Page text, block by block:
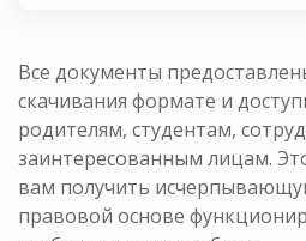
Все документы
скачивания формате и
родителям, студентам,
заинтересованным лицам.
вам получить
правовой основе